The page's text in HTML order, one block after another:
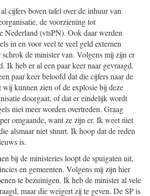
cijfers boven tafel over de inhuur van
de voorziening tot
Nederland (vtsPN). Ook daar werden
in en voor veel te veel geld externen
de minister van. Volgens mij zijn er
Ik heb er al een paar keer naar gevraagd.
paar keer beloofd dat die cijfers naar de
kunnen zien of de explosie bij deze
doorgaat, of dat er eindelijk wordt
niet meer worden overtreden. Graag
omgaande, want ze zijn er. Ik weet niet
alsmaar niet stuurt. Ik hoop dat de reden
is.
bij de ministeries loopt de spuigaten uit,
en gemeenten. Volgens mij zijn hier
te bezuinigen. Ik heb de minister al vele
maar die weigert zij te geven. De SP is